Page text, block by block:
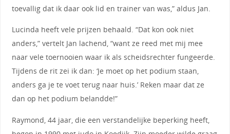
toevallig dat ik daar ook lid en trainer van was,” aldus Jan.
Lucinda heeft vele prijzen behaald. “Dat kon ook niet
anders,” vertelt Jan lachend, “want ze reed met mij mee
naar vele toernooien waar ik als scheidsrechter fungeerde.
Tijdens de rit zei ik dan: ‘Je moet op het podium staan,
anders ga je te voet terug naar huis.’ Reken maar dat ze
dan op het podium belandde!”
Raymond, 44 jaar, die een verstandelijke beperking heeft,